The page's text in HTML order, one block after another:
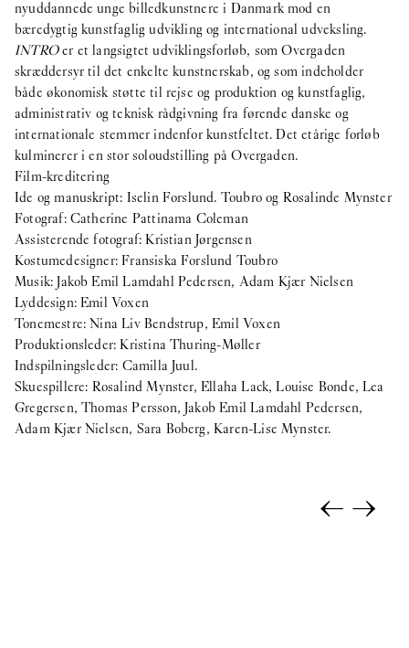
nyuddannede unge billedkunstnere i Danmark mod en
bæredygtig kunstfaglig udvikling og international udveksling.
INTROer et langsigtet udviklingsforløb, som Overgaden
skræddersyr til det enkelte kunstnerskab, og som indeholder
både økonomisk støtte til rejse og produktion og kunstfaglig,
administrativ og teknisk rådgivning fra førende danske og
internationale stemmer indenfor kunstfeltet. Det etårige forløb
kulminerer i en stor soloudstilling på Overgaden.
Film-kreditering
Ide og manuskript: Iselin Forslund. Toubro og Rosalinde Mynster
Fotograf: Catherine Pattinama Coleman
Assisterende fotograf: Kristian Jørgensen
Kostumedesigner: Fransiska Forslund Toubro
Musik: Jakob Emil Lamdahl Pedersen, Adam Kjær Nielsen
Lyddesign: Emil Voxen
Tonemestre: Nina Liv Bendstrup, Emil Voxen
Produktionsleder: Kristina Thuring-Møller
Indspilningsleder: Camilla Juul.
Skuespillere: Rosalind Mynster, Ellaha Lack, Louise Bonde, Lea
Gregersen, Thomas Persson, Jakob Emil Lamdahl Pedersen,
Adam Kjær Nielsen, Sara Boberg, Karen-Lise Mynster.
←→